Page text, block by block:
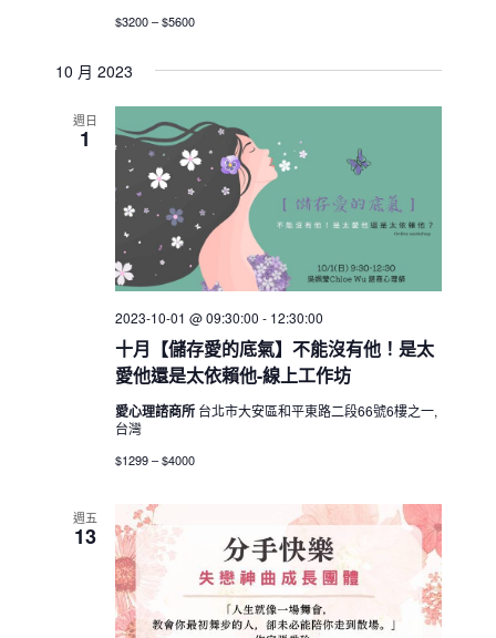
e
w
N
a
v
g
t
o
n
$3200 – $5600
10 月 2023
週日
1
十月【儲存愛的底氣】不能沒有他！是太
愛他還是太依賴他-線上工作坊
2023-10-01 @ 09:30:00 - 12:30:00
愛心理諮商所 台北市大安區和平東路二段66號6樓之一,
台灣
$1299 – $4000
週五
13